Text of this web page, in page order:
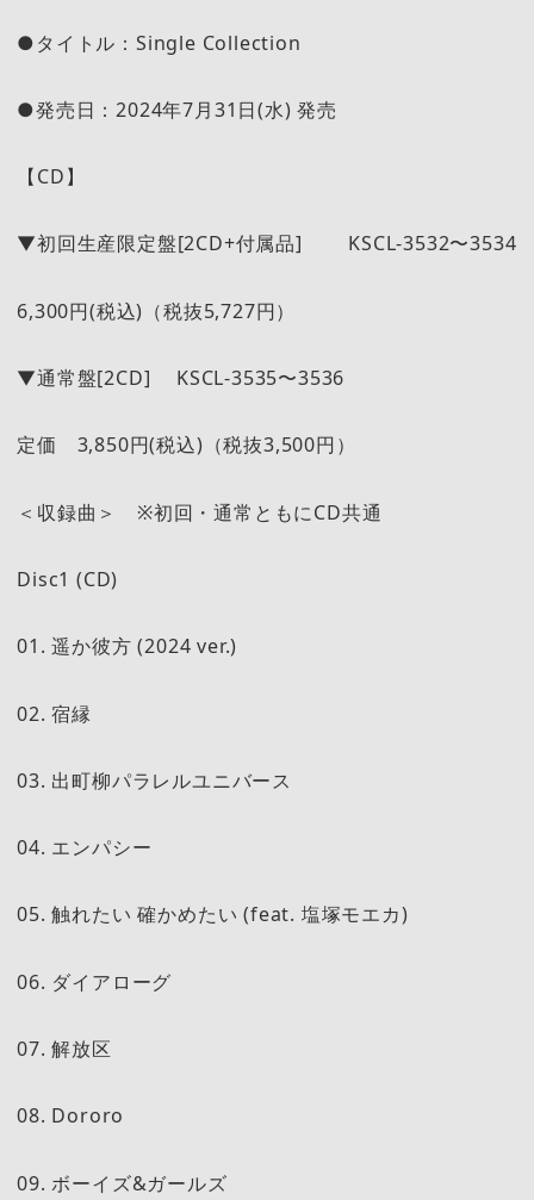
●タイトル：Single Collection
●発売日：2024年7月31日(水) 発売
【CD】
▼初回生産限定盤[2CD+付属品] KSCL-3532〜3534
6,300円(税込)（税抜5,727円）
▼通常盤[2CD] KSCL-3535〜3536
定価 3,850円(税込)（税抜3,500円）
＜収録曲＞ ※初回・通常ともにCD共通
Disc1 (CD)
01. 遥か彼方 (2024 ver.)
02. 宿縁
03. 出町柳パラレルユニバース
04. エンパシー
05. 触れたい 確かめたい (feat. 塩塚モエカ)
06. ダイアローグ
07. 解放区
08. Dororo
09. ボーイズ&ガールズ